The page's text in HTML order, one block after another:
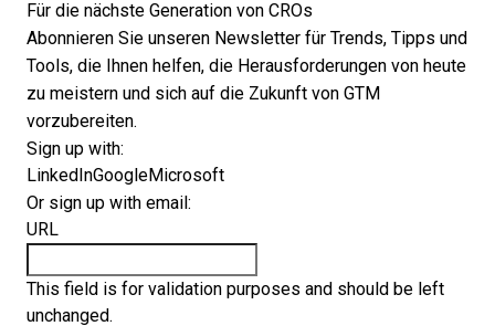
Für die nächste Generation von CROs
Abonnieren Sie unseren Newsletter für Trends, Tipps und
Tools, die Ihnen helfen, die Herausforderungen von heute
zu meistern und sich auf die Zukunft von GTM
vorzubereiten.
Sign up with:
LinkedInGoogleMicrosoft
Or sign up with email:
URL
This field is for validation purposes and should be left
unchanged.